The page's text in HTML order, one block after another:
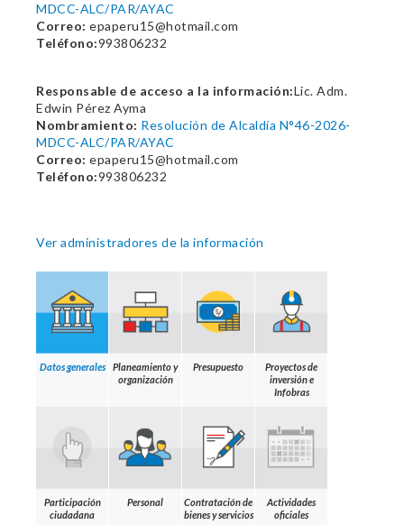
MDCC-ALC/PAR/AYAC
Correo: epaperu15@hotmail.com
Teléfono:993806232
Responsable de acceso a la información:Lic. Adm.
Edwin Pérez Ayma
Nombramiento: Resolución de Alcaldía N°46-2026-
MDCC-ALC/PAR/AYAC
Correo: epaperu15@hotmail.com
Teléfono:993806232
Ver administradores de la información
Datos generales
Planeamiento y
organización
Presupuesto
Proyectos de
inversión e
Infobras
Participación
ciudadana
Personal
Contratación de
bienes y servicios
Actividades
oficiales